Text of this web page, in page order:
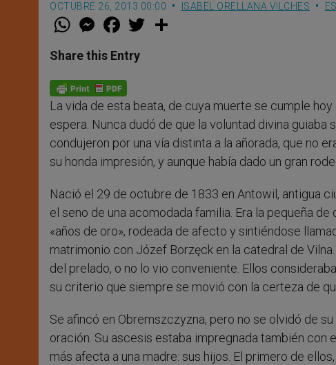
OCTUBRE 26, 2013 00:00 ISABEL ORELLANA VILCHES
W
t
s
p
p
M
e
s
e
g
e
r
F
a
e
b
o
k
w
Share this Entry
La vida de esta beata, de cuya muerte se cumple
espera. Nunca dudó de que la voluntad divina
condujeron por una vía distinta a la añorada, que no
su honda impresión, y aunque había dado un gran
Nació el 29 de octubre de 1833 en Antowil, antigua
el seno de una acomodada familia. Era la pequeña
«años de oro», rodeada de afecto y sintiéndose
matrimonio con Józef Borzęck en la catedral de
del prelado, o no lo vio conveniente. Ellos
su criterio que siempre se movió con la certeza de
Se afincó en Obremszczyzna, pero no se olvidó de
oración. Su ascesis estaba impregnada también con
más afecta a una madre: sus hijos. El primero de